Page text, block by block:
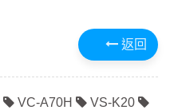
返回
VC-A70H
VS-K20